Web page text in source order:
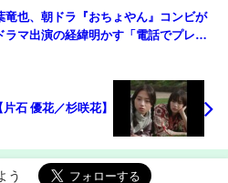
竜也、朝ドラ『おちょやん』コンビが
ラマ出演の経緯明かす「電話でプレッ
石 優花／杉咲花】
う